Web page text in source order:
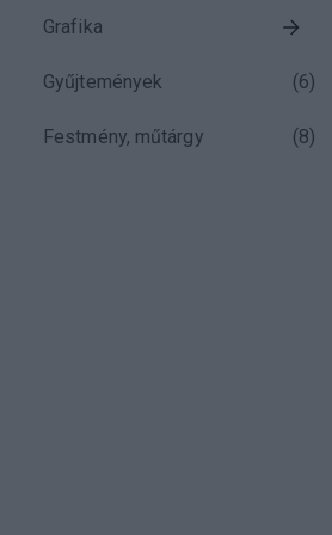
Grafika
Gyűjtemények (6)
Festmény, műtárgy (8)